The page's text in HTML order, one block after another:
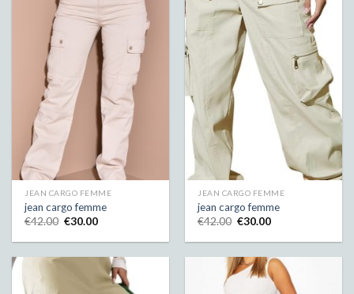
JEAN CARGO FEMME
jean cargo femme
€42.00 €30.00
JEAN CARGO FEMME
jean cargo femme
€42.00 €30.00